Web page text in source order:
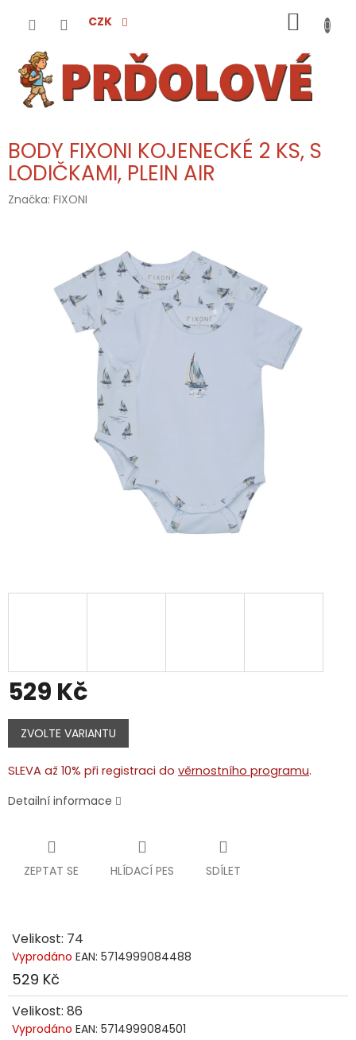
CZK
KOŠÍK
BODY FIXONI KOJENECKÉ 2 KS, S
LODIČKAMI, PLEIN AIR
Značka: FIXONI
529 Kč
Měrná
cena:
ZVOLTE VARIANTU
SLEVA až 10% při registraci do věrnostního programu.
Detailní informace
ZEPTAT SE HLÍDACÍ PES SDÍLET
Velikost: 74
Vyprodáno EAN: 5714999084488
529 Kč
Velikost: 86
Vyprodáno EAN: 5714999084501